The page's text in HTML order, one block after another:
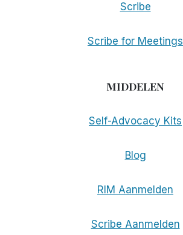
Scribe
Scribe for Meetings
MIDDELEN
Self-Advocacy Kits
Blog
RIM Aanmelden
Scribe Aanmelden